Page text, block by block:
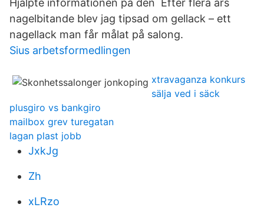
Hjälpte informationen på den Efter flera års
nagelbitande blev jag tipsad om gellack – ett
nagellack man får målat på salong.
Sius arbetsformedlingen
xtravaganza konkurs
sälja ved i säck
plusgiro vs bankgiro
mailbox grev turegatan
lagan plast jobb
JxkJg
Zh
xLRzo